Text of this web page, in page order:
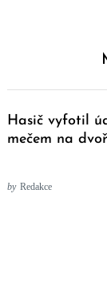
Hasič vyfotil
mečem na
by Redakce